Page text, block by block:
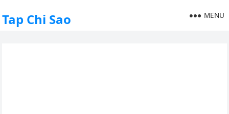
Tap Chi Sao MENU